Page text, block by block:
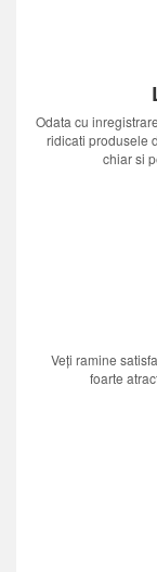
Odata cu
ridicati produsele
chiar si
Veți ramine
foarte